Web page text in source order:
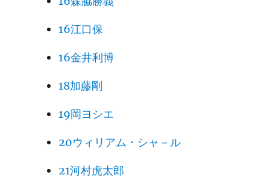
16江口保
16金井利博
18加藤剛
19岡ヨシエ
20ウィリアム・シャ－ル
21河村虎太郎